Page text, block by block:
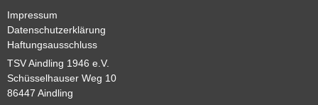
Impressum
Datenschutzerklärung
Haftungsausschluss
TSV Aindling 1946 e.V.
Schüsselhauser Weg 10
86447 Aindling